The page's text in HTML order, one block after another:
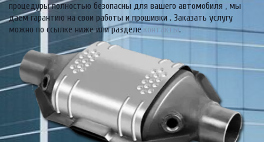
процедуры полностью безопасны для вашего автомобиля , мы
даем гарантию на свои работы и прошивки . Заказать услугу
можно по ссылке ниже или разделе контакты.